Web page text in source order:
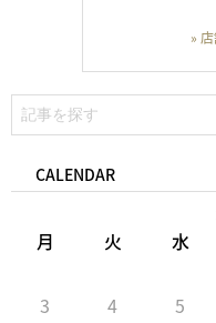
»
索:
CALENDAR
月 火 水
3
4 5